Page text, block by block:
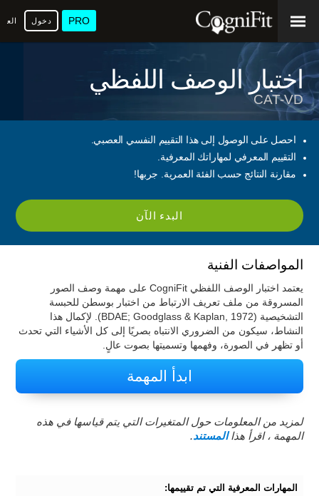
PRO دخول
اختبار الوصف اللفظي
CAT-VD
احصل على الوصول إلى هذا التقييم النفسي العصبي.
التقييم المعرفي لمهاراتك المعرفية.
مقارنة النتائج حسب الفئة العمرية. جربها!
البدء الآن
المواصفات الفنية
يعتمد اختبار الوصف اللفظي CogniFit على مهمة وصف الصور
المسروقة من ملف تعريف الارتباط من اختبار بوسطن للحبسة
التشخيصية (BDAE; Goodglass & Kaplan, 1972). لإكمال هذا
النشاط، سيكون من الضروري الانتباه بصريًا إلى كل الأشياء التي تحدث
أو تظهر في الصورة، وفهمها وتسميتها بصوت عالٍ.
ابدأ المهمة
لمزيد من المعلومات حول المتغيرات التي يتم قياسها في هذه
المهمة ، اقرأ هذاالمستند.
المهارات المعرفية التي تم تقييمها: